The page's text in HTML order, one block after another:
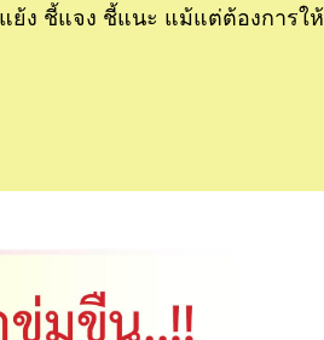
ย้ง ชี้แจง ชี้แนะ แม้แต่ต้องการให้